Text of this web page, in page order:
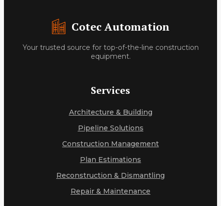
Cotec Automation
Your trusted source for top-of-the-line construction
equipment.
Services
Architecture & Building
Pipeline Solutions
Construction Management
Plan Estimations
Reconstruction & Dismantling
Repair & Maintenance